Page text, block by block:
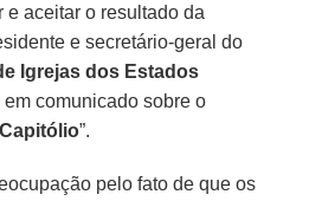
e aceitar o resultado da
e secretário-geral do
Igrejas dos Estados
em comunicado sobre o
”.
pelo fato de que os